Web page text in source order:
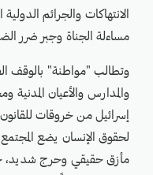
الانتهاكات والجرائم
مساءلة الجناة وجبر ضرر
وتطالب "مواطنة" بالوقف
والمدارس والأعيان المدنية
إسرائيل من خروقات للقانون
لحقوق الإنسان يضع
مأزق حقيقي وحرج شديد،